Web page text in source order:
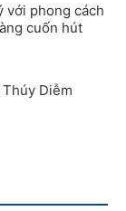
với phong cách
cuốn hút
Diễm